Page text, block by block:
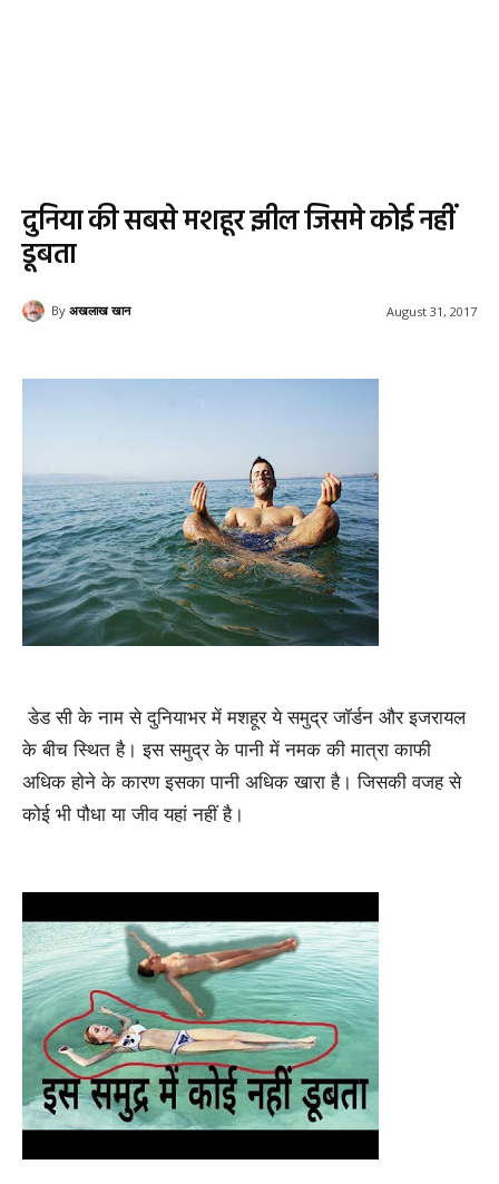
दुनिया की सबसे मशहूर झील जिसमे कोई नहीं
डूबता
By अखलाख खान August 31, 2017
डेड सी के नाम से दुनियाभर में मशहूर ये समुद्र जॉर्डन और इजरायल
के बीच स्थित है। इस समुद्र के पानी में नमक की मात्रा काफी
अधिक होने के कारण इसका पानी अधिक खारा है। जिसकी वजह से
कोई भी पौधा या जीव यहां नहीं है।